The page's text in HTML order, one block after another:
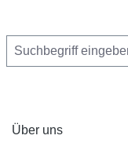
Über uns